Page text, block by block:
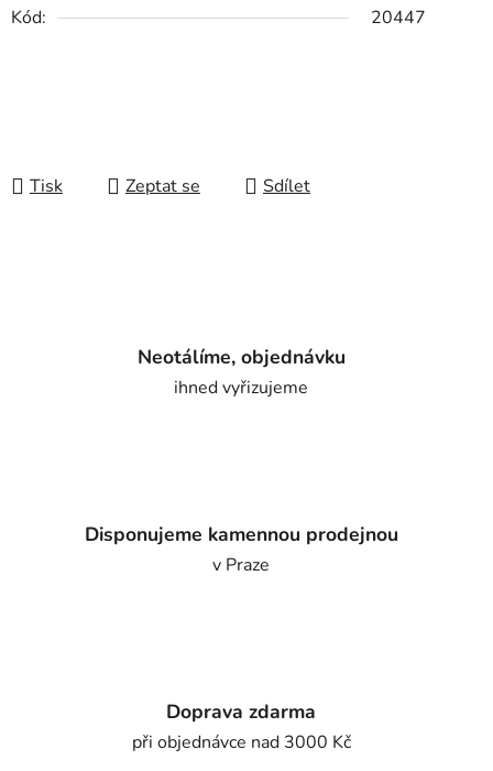
Kód:
20447
Tisk Zeptat se Sdílet
Neotálíme, objednávku
ihned vyřizujeme
Disponujeme kamennou prodejnou
v Praze
Doprava zdarma
při objednávce nad 3000 Kč